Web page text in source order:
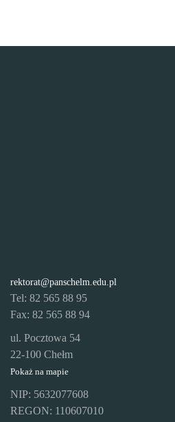
rektorat@panschelm.edu.pl
Tel: 82 565 88 95
Fax: 82 565 88 94
ul. Pocztowa 54
22-100 Chełm
Pokaż na mapie
NIP: 5632077608
REGON: 110607010